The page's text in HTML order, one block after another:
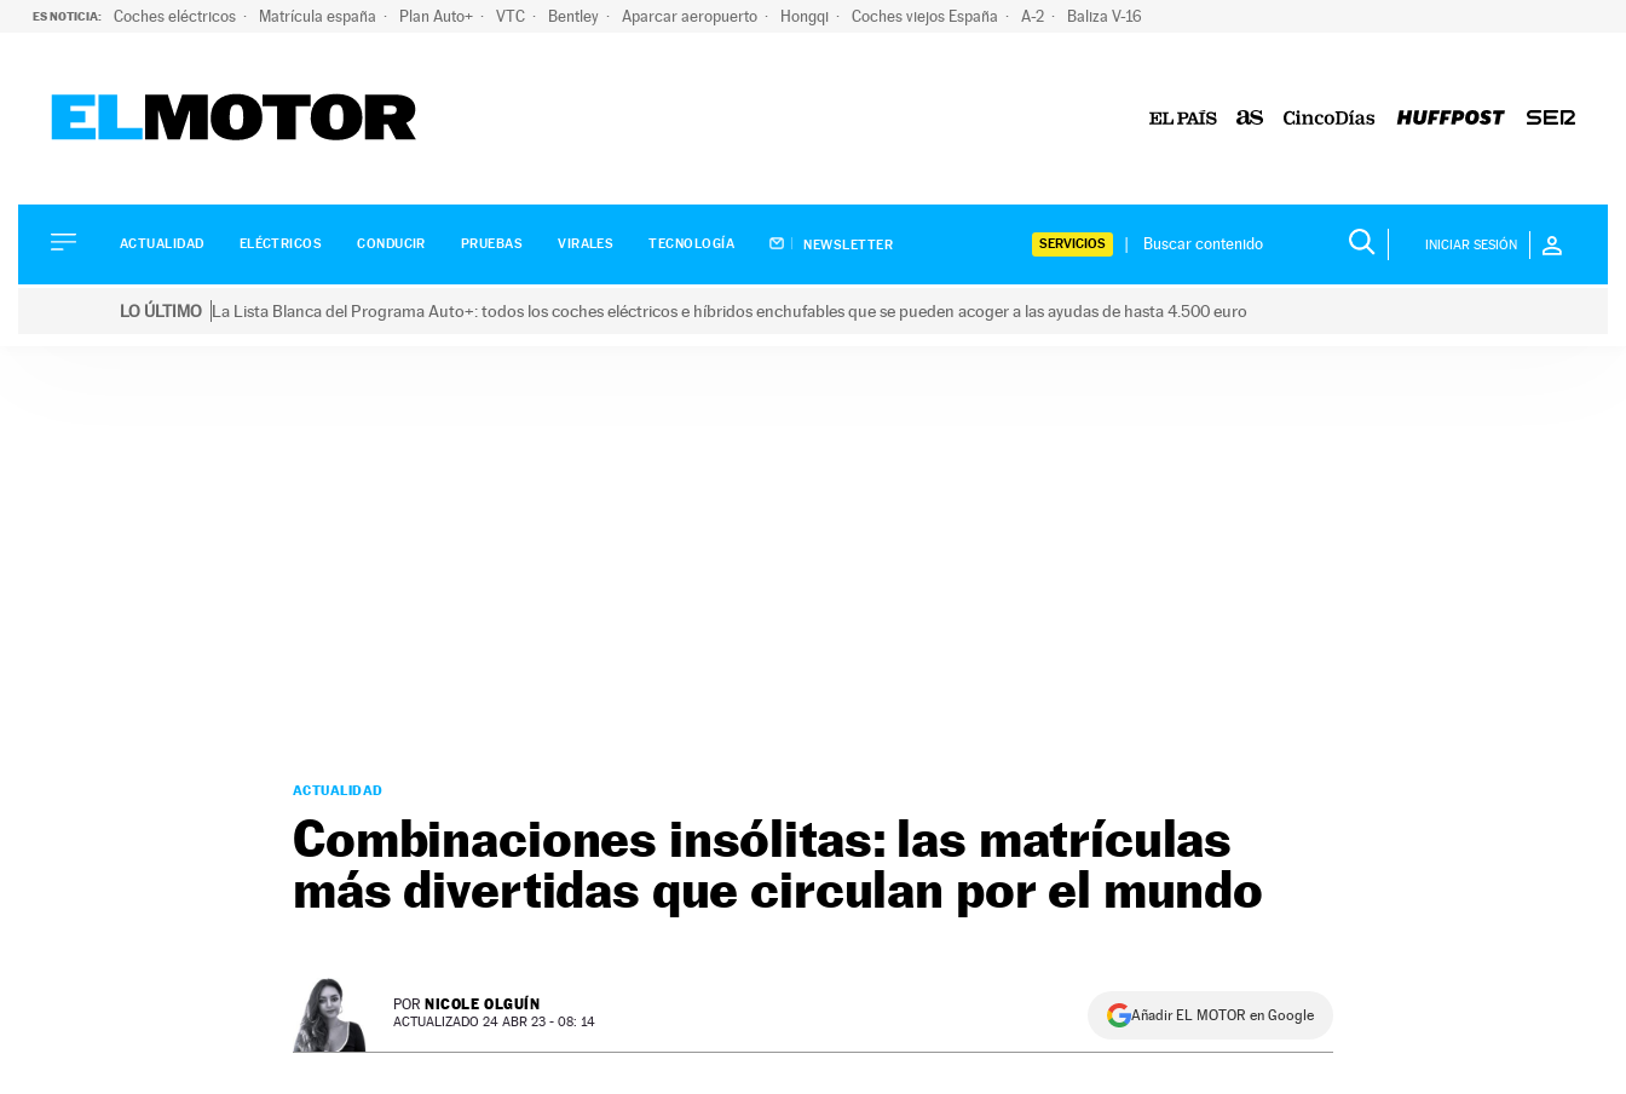
ES NOTICIA: Coches eléctricos Matrícula españa Plan Auto+ VTC Bentley Aparcar aeropuerto Hongqi Coches viejos España A-2 Baliza V-16
ELÉCTRICOS
CONDUCIR
ACTUALIDAD ELÉCTRICOS CONDUCIR PRUEBAS VIRALES TECNOLOGÍA NEWSLETTER SERVICIOS INICIAR SESIÓN
LO ÚLTIMO La Lista Blanca del Programa Auto+: todos los coches eléctricos e híbridos enchufables que se pueden acoger a las ayudas de hasta 4.500 euro
ACTUALIDAD
Combinaciones insólitas: las matrículas
más divertidas que circulan por el mundo
POR NICOLE OLGUÍN
ACTUALIZADO 24 ABR 23 - 08: 14 Añadir EL MOTOR en Google